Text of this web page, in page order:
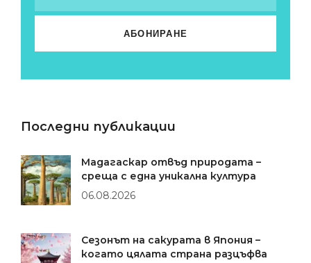
Последни публикации
Мадагаскар отвъд природата –
среща с една уникална култура
06.08.2026
Сезонът на сакурата в Япония –
когато цялата страна разцъфва